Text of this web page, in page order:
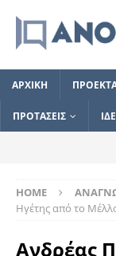
ΑΡΧΙΚΗ
ΠΡΟΤΑΣΕΙΣ
HOME
Ηγέτης από το
Ανδρέας